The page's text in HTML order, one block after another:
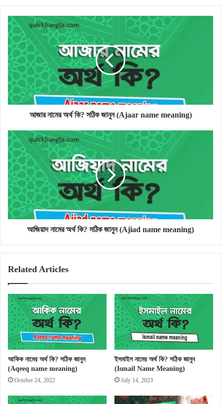
আজার
নামের
অর্থ
কি?
সঠিক
জানুন
(Ajaar
name
meaning)
আজার নামের অর্থ কি? সঠিক জানুন (Ajaar name meaning)
আজিয়াদ
নামের
অর্থ
কি?
সঠিক
জানুন
(Ajiad
name
meaning)
আজিয়াদ নামের অর্থ কি? সঠিক জানুন (Ajiad name meaning)
Related Articles
আকিক নামের অর্থ কি? সঠিক জানুন
(Aqeeq name meaning)
October 24, 2022
ইসমাইল নামের অর্থ কি? সঠিক জানুন
(Ismail Name Meaning)
July 14, 2023